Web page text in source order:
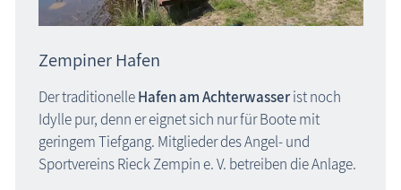
Zempiner Hafen
Der traditionelleHafen am Achterwasserist noch
Idylle pur, denn er eignet sich nur für Boote mit
geringem Tiefgang. Mitglieder des Angel- und
Sportvereins Rieck Zempin e. V. betreiben die Anlage.